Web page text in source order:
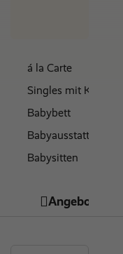
á la Carte
Singles mit Kind
Babybett
Babyausstattung
Babysitten
zertifiziert nachhaltig
Angebote